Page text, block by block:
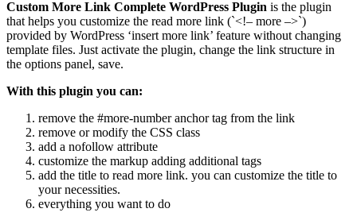
Custom More Link Complete WordPress Plugin is the plugin
that helps you customize the read more link (`<!– more –>`)
provided by WordPress ‘insert more link’ feature without changing
template files. Just activate the plugin, change the link structure in
the options panel, save.
With this plugin you can:
remove the #more-number anchor tag from the link
remove or modify the CSS class
add a nofollow attribute
customize the markup adding additional tags
add the title to read more link. you can customize the title to
your necessities.
everything you want to do